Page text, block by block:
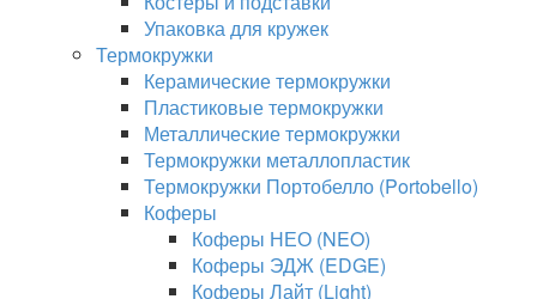
Упаковка для кружек
Термокружки
Керамические термокружки
Пластиковые термокружки
Металлические термокружки
Термокружки металлопластик
Термокружки Портобелло (Portobello)
Коферы
Коферы НЕО (NEO)
Коферы ЭДЖ (EDGE)
Коферы Лайт (Light)